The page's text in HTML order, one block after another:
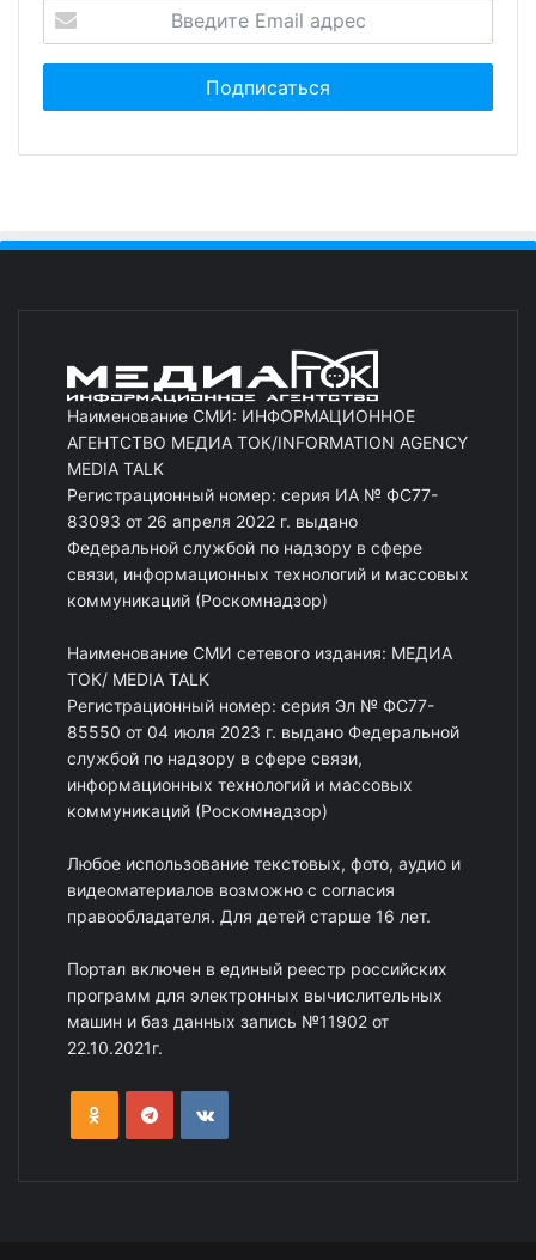
Наименование СМИ: ИНФОРМАЦИОННОЕ
АГЕНТСТВО МЕДИА ТОК/INFORMATION AGENCY
MEDIA TALK
Регистрационный номер: серия ИА № ФС77-
83093 от 26 апреля 2022 г. выдано
Федеральной службой по надзору в сфере
связи, информационных технологий и массовых
коммуникаций (Роскомнадзор)
Наименование СМИ сетевого издания: МЕДИА
ТОК/ MEDIA TALK
Регистрационный номер: серия Эл № ФС77-
85550 от 04 июля 2023 г. выдано Федеральной
службой по надзору в сфере связи,
информационных технологий и массовых
коммуникаций (Роскомнадзор)
Любое использование текстовых, фото, аудио и
видеоматериалов возможно с согласия
правообладателя. Для детей старше 16 лет.
Портал включен в единый реестр российских
программ для электронных вычислительных
машин и баз данных запись №11902 от
22.10.2021г.